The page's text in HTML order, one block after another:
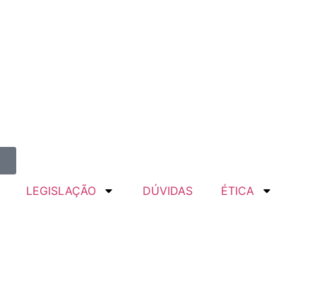
LEGISLAÇÃO DÚVIDAS ÉTICA